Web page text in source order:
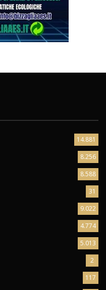
14.881
8.256
8.588
31
9.022
4.774
5.013
2
117